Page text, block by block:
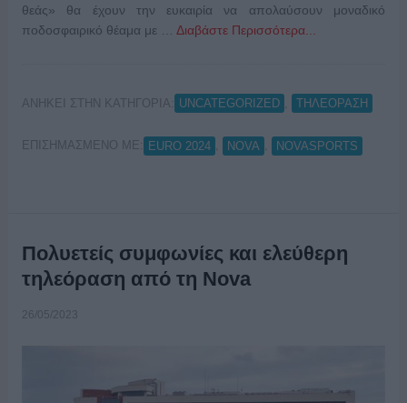
θεάς» θα έχουν την ευκαιρία να απολαύσουν μοναδικό
ποδοσφαιρικό θέαμα με … Διαβάστε Περισσότερα...
ΑΝΗΚΕΙ ΣΤΗΝ ΚΑΤΗΓΟΡΙΑ: UNCATEGORIZED ΤΗΛΕΟΡΑΣΗ
ΕΠΙΣΗΜΑΣΜΕΝΟ ΜΕ: EURO 2024 NOVA NOVASPORTS
Πολυετείς συμφωνίες και ελεύθερη
τηλεόραση από τη Nova
26/05/2023